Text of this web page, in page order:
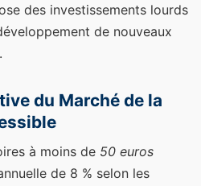
des investissements lourds
de nouveaux
du Marché de la
à moins de 50 euros
de 8 % selon les